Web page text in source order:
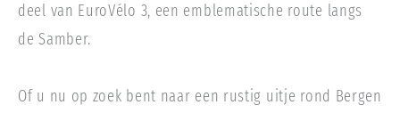
deel van EuroVélo 3, een emblematische route langs
de Samber.
Of u nu op zoek bent naar een rustig uitje rond Bergen